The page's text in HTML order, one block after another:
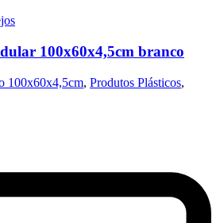
100x60x4,5cm branco
100x60x4,5cm, Produtos Plásticos,